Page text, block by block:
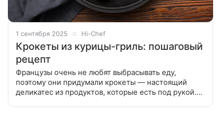
1 сентября 2025 Hi-Chef
Крокеты из курицы-гриль: пошаговый
рецепт
Французы очень не любят выбрасывать еду,
поэтому они придумали крокеты — настоящий
деликатес из продуктов, которые есть под рукой.